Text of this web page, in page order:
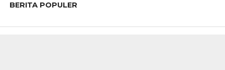
BERITA POPULER